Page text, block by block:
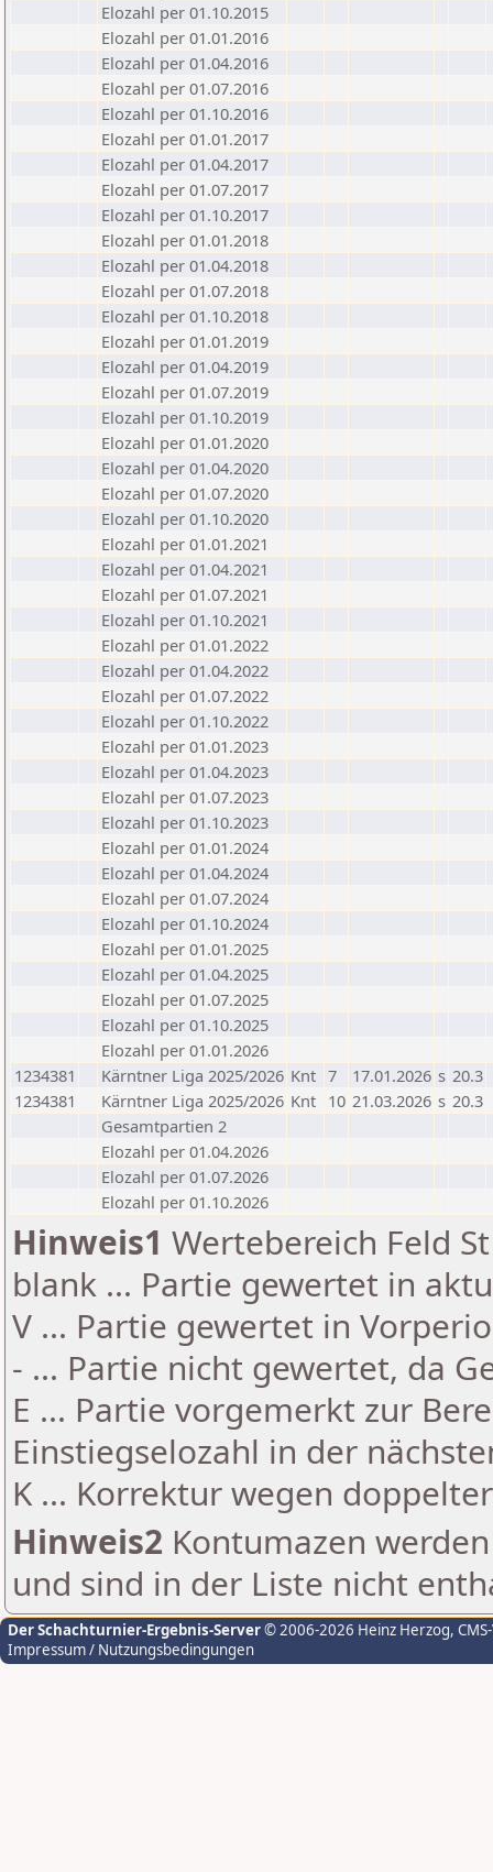
Elozahl per 01.10.2015
Elozahl per 01.01.2016
Elozahl per 01.04.2016
Elozahl per 01.07.2016
Elozahl per 01.10.2016
Elozahl per 01.01.2017
Elozahl per 01.04.2017
Elozahl per 01.07.2017
Elozahl per 01.10.2017
Elozahl per 01.01.2018
Elozahl per 01.04.2018
Elozahl per 01.07.2018
Elozahl per 01.10.2018
Elozahl per 01.01.2019
Elozahl per 01.04.2019
Elozahl per 01.07.2019
Elozahl per 01.10.2019
Elozahl per 01.01.2020
Elozahl per 01.04.2020
Elozahl per 01.07.2020
Elozahl per 01.10.2020
Elozahl per 01.01.2021
Elozahl per 01.04.2021
Elozahl per 01.07.2021
Elozahl per 01.10.2021
Elozahl per 01.01.2022
Elozahl per 01.04.2022
Elozahl per 01.07.2022
Elozahl per 01.10.2022
Elozahl per 01.01.2023
Elozahl per 01.04.2023
Elozahl per 01.07.2023
Elozahl per 01.10.2023
Elozahl per 01.01.2024
Elozahl per 01.04.2024
Elozahl per 01.07.2024
Elozahl per 01.10.2024
Elozahl per 01.01.2025
Elozahl per 01.04.2025
Elozahl per 01.07.2025
Elozahl per 01.10.2025
Elozahl per 01.01.2026
1234381
Kärntner Liga 2025/2026 Knt 7 17.01.2026 s 20.3
1234381
Kärntner Liga 2025/2026 Knt 10 21.03.2026 s 20.3
Gesamtpartien 2
Elozahl per 01.04.2026
Elozahl per 01.07.2026
Elozahl per 01.10.2026
Hinweis1 Wertebereich Feld
blank ... Partie gewertet in
V ... Partie gewertet in
- ... Partie nicht gewertet, da
E ... Partie vorgemerkt zur
Einstiegselozahl in der
K ... Korrektur wegen
Hinweis2 Kontumazen
und sind in der Liste nicht
Der Schachturnier-Ergebnis-Server© 2006-2026 Heinz Herzog,
Impressum / Nutzungsbedingungen